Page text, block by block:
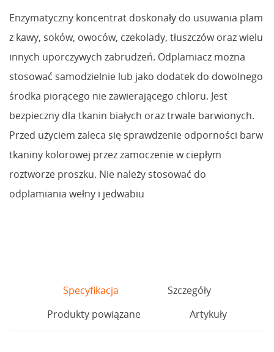
Enzymatyczny koncentrat doskonały do usuwania plam
z kawy, soków, owoców, czekolady, tłuszczów oraz wielu
innych uporczywych zabrudzeń. Odplamiacz można
stosować samodzielnie lub jako dodatek do dowolnego
środka piorącego nie zawierającego chloru. Jest
bezpieczny dla tkanin białych oraz trwale barwionych.
Przed użyciem zaleca się sprawdzenie odporności barw
tkaniny kolorowej przez zamoczenie w ciepłym
roztworze proszku. Nie należy stosować do
odplamiania wełny i jedwabiu
Specyfikacja
Szczegóły
Produkty powiązane
Artykuły